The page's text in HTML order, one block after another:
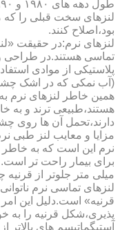
لنزهای سخت قبلی را که
بود،اصلاح کنند.
لنزهای نرم:در حقیقت
تماسی هستند.در طراحی
پلاستیکی از موادی
(آب نمکی که در اشک چشم
همین خاطر لنزهای نرم
هستند،طبیعی ترند و
دارند،تحمل آن ها روی
مزایا و معایب لنز طبی
نرم این است که به خاطر
برای بیمار راحت تر
میلی متر جلوتر از قرنیه
لنزهای تماسی نرم
قرنیه» است.دلیل این
پذیری،شکل قرنیه را به
آستیگماتیسم های